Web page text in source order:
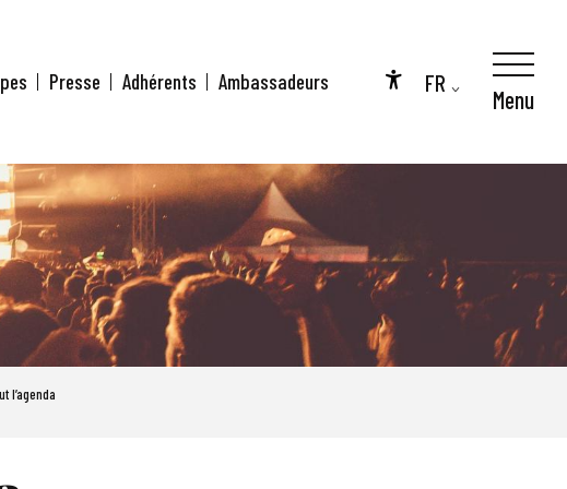
Accessibilité
FR
Presse Adhérents Ambassadeurs
Menu
l’agenda